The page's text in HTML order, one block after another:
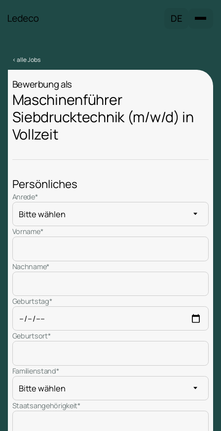
DE
< alle Jobs
Bewerbung als
Maschinenführer
Siebdrucktechnik (m/w/d) in
Vollzeit
Persönliches
Anrede*
Vorname*
Nachname*
Geburtstag*
Geburtsort*
Familienstand*
Staatsangehörigkeit*